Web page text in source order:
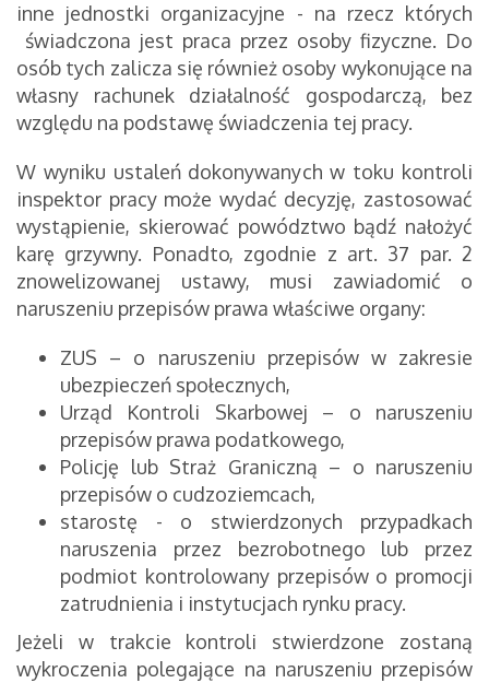
inne jednostki organizacyjne - na rzecz których
świadczona jest praca przez osoby fizyczne. Do
osób tych zalicza się również osoby wykonujące na
własny rachunek działalność gospodarczą, bez
względu na podstawę świadczenia tej pracy.
W wyniku ustaleń dokonywanych w toku kontroli
inspektor pracy może wydać decyzję, zastosować
wystąpienie, skierować powództwo bądź nałożyć
karę grzywny. Ponadto, zgodnie z art. 37 par. 2
znowelizowanej ustawy, musi zawiadomić o
naruszeniu przepisów prawa właściwe organy:
ZUS – o naruszeniu przepisów w zakresie
ubezpieczeń społecznych,
Urząd Kontroli Skarbowej – o naruszeniu
przepisów prawa podatkowego,
Policję lub Straż Graniczną – o naruszeniu
przepisów o cudzoziemcach,
starostę - o stwierdzonych przypadkach
naruszenia przez bezrobotnego lub przez
podmiot kontrolowany przepisów o promocji
zatrudnienia i instytucjach rynku pracy.
Jeżeli w trakcie kontroli stwierdzone zostaną
wykroczenia polegające na naruszeniu przepisów